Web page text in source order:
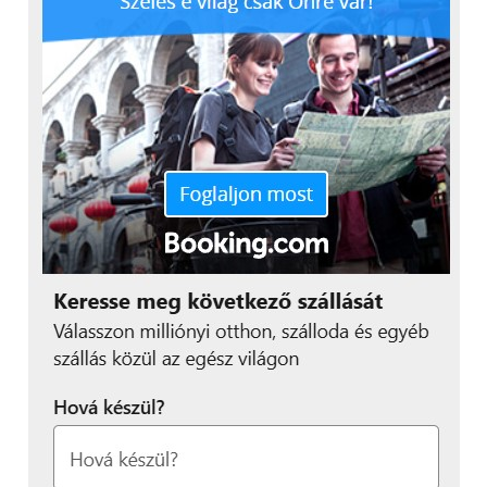
is. Emiatt jóval magasabb a zajszintje, mint egy split
klíma beltéri egységének.
Összegzés
Legfontosabb előnyök a mobilklíma mellett:
Könnyű üzembe helyezés: Nincs
szükség beszerelésre vagy bontásra.
Mobilitás: Több helyiségben is
használható igény szerint.
Azonnali bevethetőség: a forró napok
beköszöntével instant megoldást képes
nyújtani.
berendezés több szezonban is hasznos